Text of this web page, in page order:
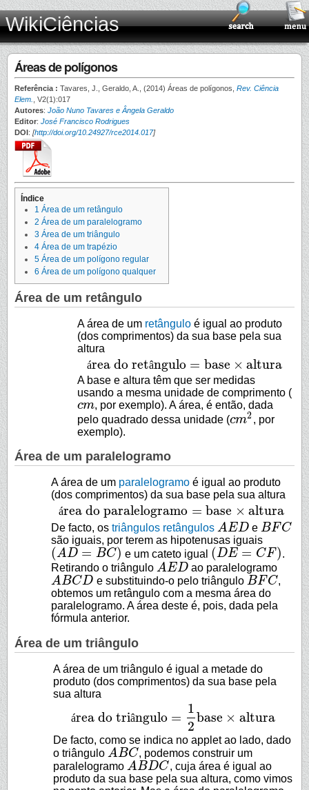
WikiCiências
Áreas de polígonos
Referência : Tavares, J., Geraldo, A., (2014) Áreas de polígonos, Rev. Ciência
Elem.
, V2(1):017
Autores: João Nuno Tavares e Ângela Geraldo
Editor: José Francisco Rodrigues
DOI: [http://doi.org/10.24927/rce2014.017]
Índice
1 Área de um retângulo
2 Área de um paralelogramo
3 Área de um triângulo
4 Área de um trapézio
5 Área de um polígono regular
6 Área de um polígono qualquer
Área de um retângulo
A área de um retângulo é igual ao produto
(dos comprimentos) da sua base pela sua
altura
área do retângulo = base × altura
área do retângulo=base ×altura
A base e altura têm que ser medidas
usando a mesma unidade de comprimento (
cm
cm , por exemplo). A área, é então, dada
pelo quadrado dessa unidade (cm2
cm2 , por
exemplo).
Área de um paralelogramo
A área de um paralelogramo é igual ao produto
(dos comprimentos) da sua base pela sua altura
área do paralelogramo = base × altura
área do paralelogramo=base× altura
De facto, os triângulos retângulos AED
AED e BF C
BFC
são iguais, por terem as hipotenusas iguais
(AD = BC)
(AD=BC e um cateto igual (DE = CF)
(DE=CF
.
Retirando o triângulo AED
AED ao paralelogramo
ABCD
ABCD e substituindo-o pelo triângulo BFC
BFC
,
obtemos um retângulo com a mesma área do
paralelogramo. A área deste é, pois, dada pela
fórmula anterior.
Área de um triângulo
A área de um triângulo é igual a metade do
produto (dos comprimentos) da sua base pela
sua altura
área do triângulo =
1
2
base × altura
área do triângulo=12base ×altura
De facto, como se indica no applet ao lado, dado
o triângulo ABC
ABC
, podemos construir um
paralelogramo ABDC
ABDC
, cuja área é igual ao
produto da sua base pela sua altura, como vimos